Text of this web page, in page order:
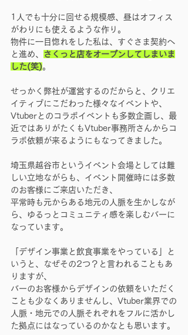
1人でも十分に回せる規模感、昼はオフィス
がわりにも使えるような作り。
物件に一目惚れをした私は、すぐさま契約へ
と進め、
さくっと店をオープンしてしまいま
した(笑)。
せっかく弊社が運営するのだからと、クリエ
イティブにこだわった様々なイベントや、
Vtuberとのコラボイベントも多数企画し、最
近ではありがたくもVtuber事務所さんからコ
ラボ依頼が来るようにもなってきました。
埼玉県越谷市というイベント会場としては難
しい立地ながらも、イベント開催時には多数
のお客様にご来店いただき、
平常時も元からある地元の人脈を生かしなが
ら、ゆるっとコミュニティ感を楽しむバーに
なっています。
「デザイン事業と飲食事業をやっている」と
いうと、なぜその2つ？と言われることもあ
りますが、
バーのお客様からデザインの依頼をいただく
ことも少なくありませんし、Vtuber業界での
人脈・地元での人脈それぞれをフルに活かし
た拠点にはなっているのかなとも思います。